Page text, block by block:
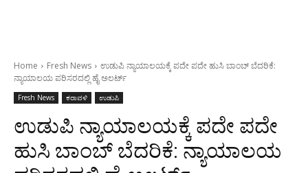
Home Fresh News
ಉಡುಪಿ‌ ನ್ಯಾಯಾಲಯಕ್ಕೆ ಪದೇ ಪದೇ ಹುಸಿ ಬಾಂಬ್ ಬೆದರಿಕೆ:
ನ್ಯಾಯಾಲಯ ಪರಿಸರದಲ್ಲಿ ಹೈ ಅಲರ್ಟ್
Fresh News ಕರಾವಳಿ ಉಡುಪಿ
ಉಡುಪಿ‌ ನ್ಯಾಯಾಲಯಕ್ಕೆ ಪದೇ ಪದೇ
ಹುಸಿ ಬಾಂಬ್ ಬೆದರಿಕೆ: ನ್ಯಾಯಾಲಯ